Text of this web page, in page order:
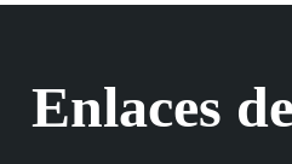
Enlaces